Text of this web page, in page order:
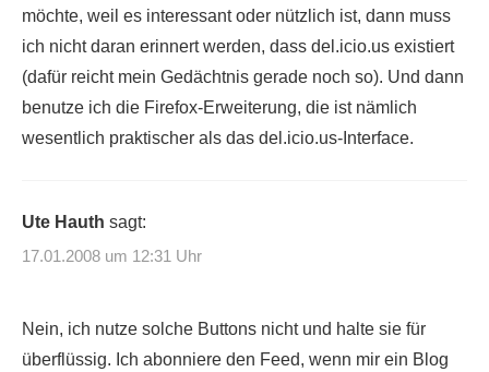
möchte, weil es interessant oder nützlich ist, dann muss
ich nicht daran erinnert werden, dass del.icio.us existiert
(dafür reicht mein Gedächtnis gerade noch so). Und dann
benutze ich die Firefox-Erweiterung, die ist nämlich
wesentlich praktischer als das del.icio.us-Interface.
Ute Hauth sagt:
17.01.2008 um 12:31 Uhr
Nein, ich nutze solche Buttons nicht und halte sie für
überflüssig. Ich abonniere den Feed, wenn mir ein Blog